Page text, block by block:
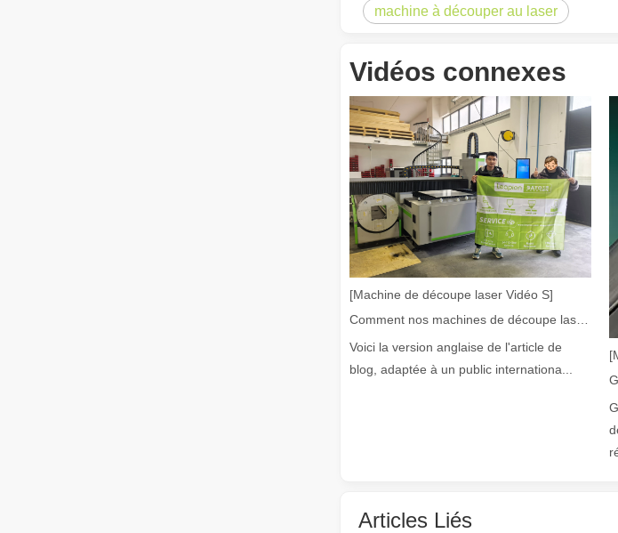
La découpe laser de tubes est une technologie clé dans une industrie manufacturière en
La découpe laser du métal est une méthode de précision largement utilisée dans la
machine à découper au laser
Vidéos connexes
[Machine de découpe laser Vidéo S]
Voici la version anglaise de l'article de
blog, adaptée à un public internationa...
Articles Liés